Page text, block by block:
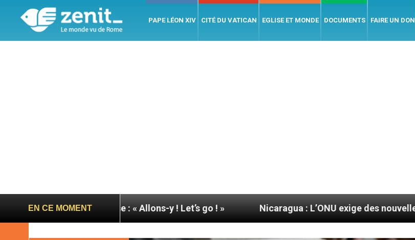
PAPE LÉON XIV CITÉ DU VATICAN EGLISE ET MONDE DOCUMENTS FAIRE UN DON
EN CE MOMENT
à Assise : « Allons-y ! Let’s go ! » Nicaragua : L’ONU exige des nouvelles de Mgr Mata